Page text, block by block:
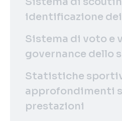
identificazione
Sistema di voto e
governance dello
Statistiche
approfondimenti
prestazioni